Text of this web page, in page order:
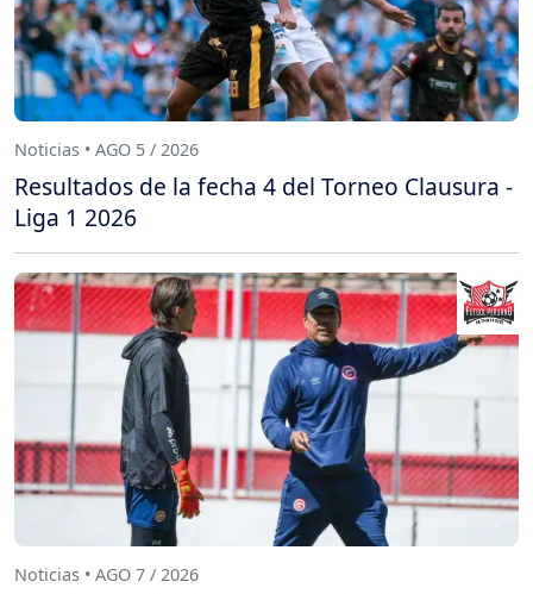
Noticias • AGO 5 / 2026
Resultados de la fecha 4 del Torneo Clausura -
Liga 1 2026
Noticias • AGO 7 / 2026